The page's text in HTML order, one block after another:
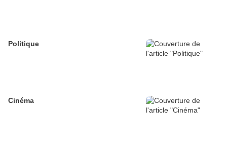
Politique
Cinéma